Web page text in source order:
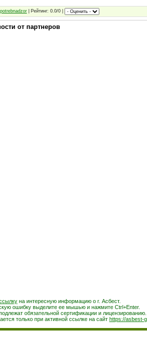
| Рейтинг: 0.0/0 |
от партнеров
на интересную информацию о г. Асбест.
ошибку выделите ее мышью и нажмите Ctrl+Enter.
обязательной сертификации и лицензированию.
только при активной ссылке на сайт https://asbest-